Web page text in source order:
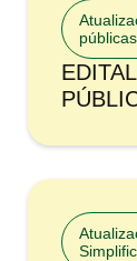
públicas